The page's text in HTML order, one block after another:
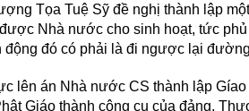
Tọa Tuệ Sỹ đề nghị thành lập
Nhà nước cho sinh hoạt, tức
động đó có phải là đi ngược lại
lên án Nhà nước CS thành lập
Giáo thành công cụ của đảng.